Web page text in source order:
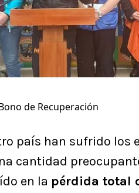
de Recuperación
país han sufrido los
cantidad
en la pérdida total